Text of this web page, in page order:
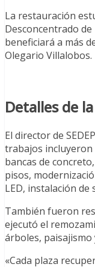
La restauración
Desconcentrado de
beneficiará a más
Olegario Villalobos.
Detalles de
El director de
trabajos incluyeron
bancas de
pisos,
LED, instalación de
También fueron
ejecutó el
árboles,
«Cada plaza